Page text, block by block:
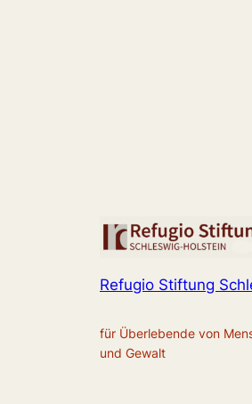
Refugio Stiftung
für Überlebende von
und Gewalt